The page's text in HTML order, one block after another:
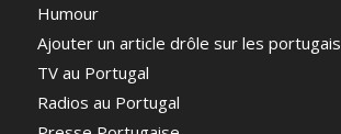
Humour
Ajouter un article drôle sur les portugais
TV au Portugal
Radios au Portugal